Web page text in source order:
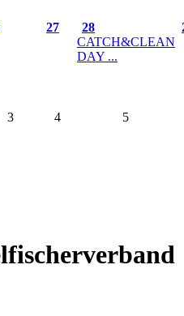
27
28
CATCH&CLEAN
DAY ...
3 4 5